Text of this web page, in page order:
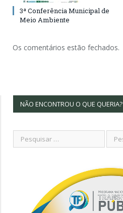
3ª Conferência Municipal de
Meio Ambiente
Os comentários estão fechados.
NÃO ENCONTROU O QUE QUERIA?